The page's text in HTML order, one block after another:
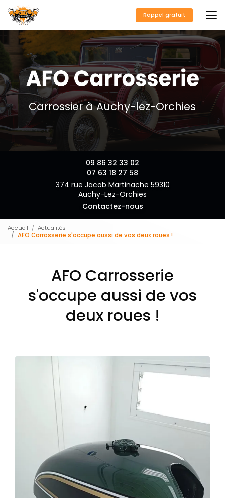
au
contenu
principal
Rappel gratuit
Carrossier à Auchy-lez-Orchies
09 86 32 33 02
07 63 18 27 58
374 rue Jacob Martinache 59310
Auchy-Lez-Orchies
Contactez-nous
Accueil
Actualités
AFO Carrosserie s'occupe aussi de vos deux roues !
AFO Carrosserie
s'occupe aussi de vos
deux roues !